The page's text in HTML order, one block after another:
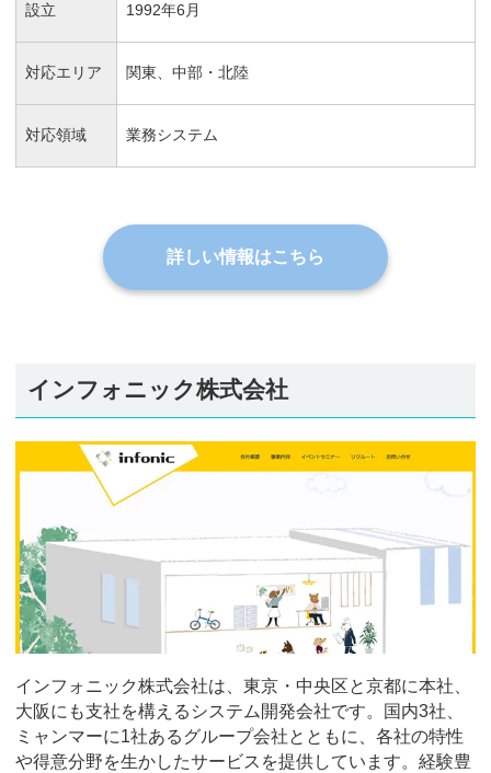
設立 1992年6月
対応エリア 関東、中部・北陸
対応領域 業務システム
詳しい情報はこちら
インフォニック株式会社
インフォニック株式会社は、東京・中央区と京都に本社、
大阪にも支社を構えるシステム開発会社です。国内3社、
ミャンマーに1社あるグループ会社とともに、各社の特性
や得意分野を生かしたサービスを提供しています。経験豊